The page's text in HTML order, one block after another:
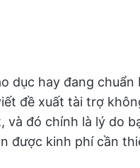
dục hay đang chuẩn
đề xuất tài trợ
và đó chính là lý do
được kinh phí cần